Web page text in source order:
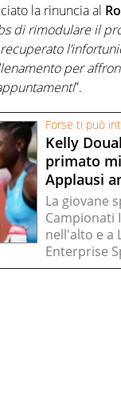
la rinuncia al
di rimodulare il
per
”.
Forse ti può
Kelly
primato
Applausi
La giovane
Campionati
nell'alto e a
Enterprise